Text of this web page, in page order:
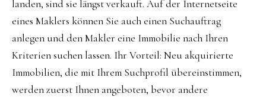
landen, sind sie längst verkauft. Auf der Internetseite
eines Maklers können Sie auch einen Suchauftrag
anlegen und den Makler eine Immobilie nach Ihren
Kriterien suchen lassen. Ihr Vorteil: Neu akquirierte
Immobilien, die mit Ihrem Suchprofil übereinstimmen,
werden zuerst Ihnen angeboten, bevor andere